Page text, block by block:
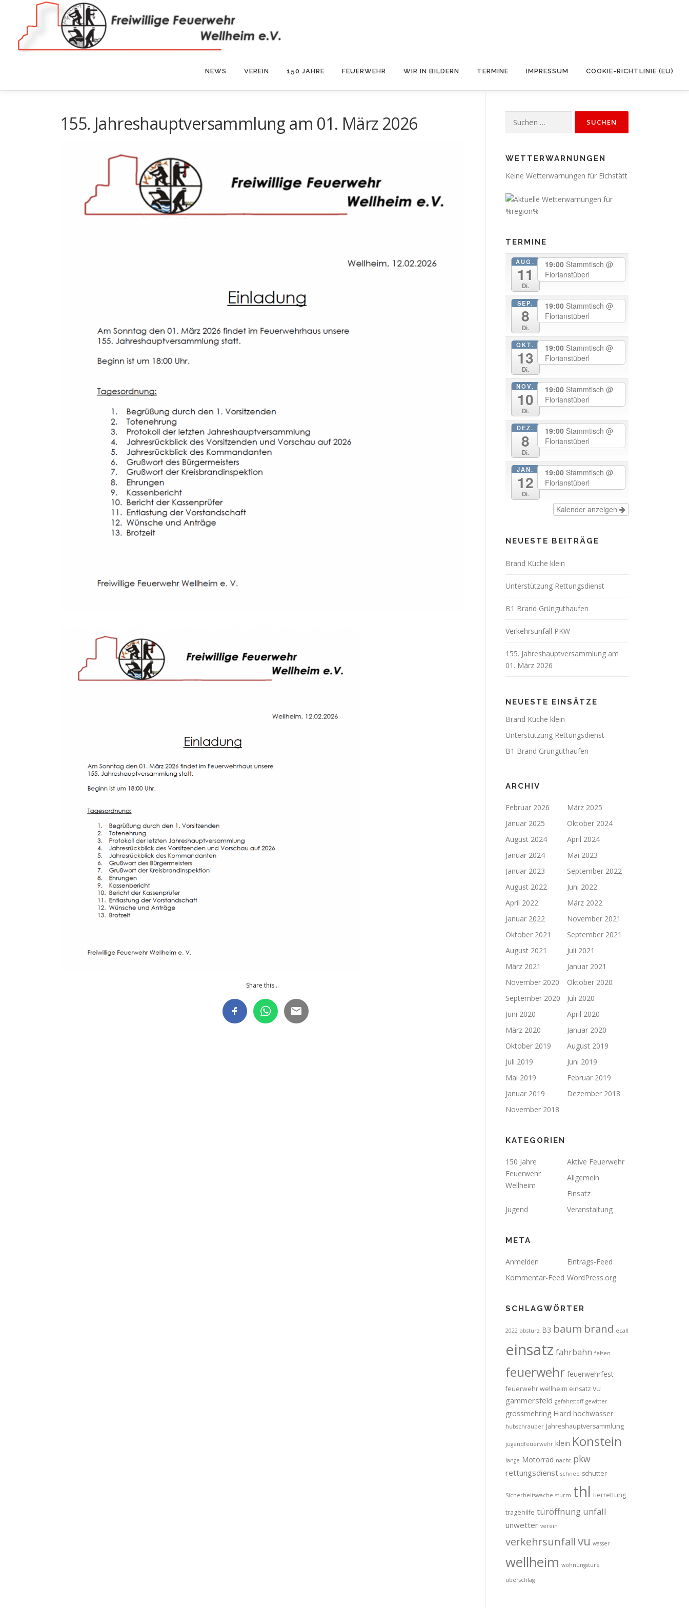
springen
NEWS VEREIN 150 JAHRE FEUERWEHR WIR IN BILDERN TERMINE IMPRESSUM COOKIE-RICHTLINIE (EU)
155. Jahreshauptversammlung am 01. März 2026
Share this...
nach:
WETTERWARNUNGEN
Keine Wetterwarnungen für Eichstätt
TERMINE
AUG.
11
Di.
19:00 Stammtisch @
Florianstüberl
SEP.
8
Di.
19:00 Stammtisch @
Florianstüberl
OKT.
13
Di.
19:00 Stammtisch @
Florianstüberl
NOV.
10
Di.
19:00 Stammtisch @
Florianstüberl
DEZ.
8
Di.
19:00 Stammtisch @
Florianstüberl
JAN.
12
Di.
19:00 Stammtisch @
Florianstüberl
Kalender anzeigen
NEUESTE BEITRÄGE
Brand Küche klein
Unterstützung Rettungsdienst
B1 Brand Grünguthaufen
Verkehrsunfall PKW
155. Jahreshauptversammlung am
01. März 2026
NEUESTE EINSÄTZE
Brand Küche klein
Unterstützung Rettungsdienst
B1 Brand Grünguthaufen
ARCHIV
Februar 2026
März 2025
Januar 2025
Oktober 2024
August 2024
April 2024
Januar 2024
Mai 2023
Januar 2023
September 2022
August 2022
Juni 2022
April 2022
März 2022
Januar 2022
November 2021
Oktober 2021
September 2021
August 2021
Juli 2021
März 2021
Januar 2021
November 2020
Oktober 2020
September 2020
Juli 2020
Juni 2020
April 2020
März 2020
Januar 2020
Oktober 2019
August 2019
Juli 2019
Juni 2019
Mai 2019
Februar 2019
Januar 2019
Dezember 2018
November 2018
KATEGORIEN
150 Jahre
Feuerwehr
Wellheim
Aktive Feuerwehr
Allgemein
Einsatz
Jugend
Veranstaltung
META
Anmelden
Eintrags-Feed
Kommentar-Feed WordPress.org
SCHLAGWÖRTER
2022 absturz B3 baum brand ecall
einsatz fahrbahn felsen
feuerwehr feuerwehrfest
feuerwehr wellheim einsatz VU
gammersfeld gefahrstoff gewitter
grossmehring Hard hochwasser
hubschrauber Jahreshauptversammlung
jugendfeuerwehr klein Konstein
lange Motorrad nacht pkw
rettungsdienst schnee schutter
Sicherheitswache sturm thl tierrettung
tragehilfe türöffnung unfall
unwetter verein
verkehrsunfallvu wasser
wellheim wohnungstüre
überschlag